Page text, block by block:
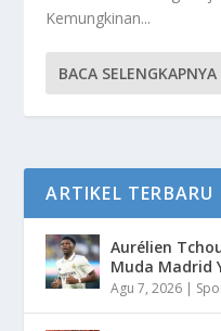
Kemungkinan...
BACA SELENGKAPNYA
ARTIKEL TERBARU
Aurélien
Muda Madrid
Agu 7, 2026 |